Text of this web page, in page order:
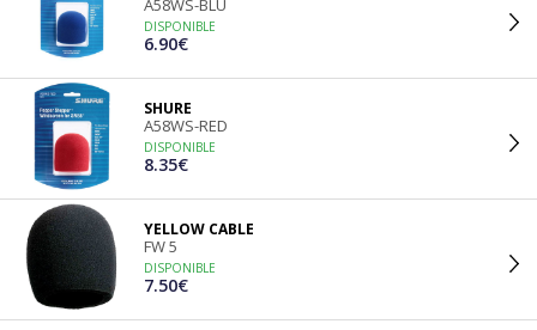
A58WS-BLU
DISPONIBLE
6.90€
SHURE
A58WS-RED
DISPONIBLE
8.35€
YELLOW CABLE
FW 5
DISPONIBLE
7.50€